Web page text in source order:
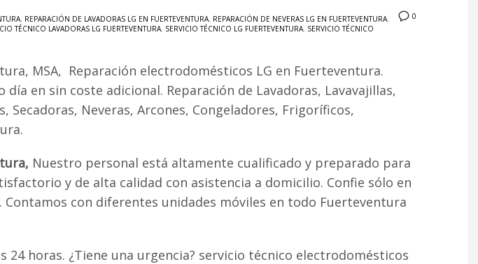
0
, REPARACIÓN DE LAVADORAS LG EN FUERTEVENTURA, REPARACIÓN DE NEVERAS LG EN FUERTEVENTURA,
TÉCNICO LAVADORAS LG FUERTEVENTURA, SERVICIO TÉCNICO LG FUERTEVENTURA, SERVICIO TÉCNICO
MSA, Reparación electrodomésticos LG en Fuerteventura.
en sin coste adicional. Reparación de Lavadoras, Lavavajillas,
Secadoras, Neveras, Arcones, Congeladores, Frigoríficos,
Nuestro personal está altamente cualificado y preparado para
y de alta calidad con asistencia a domicilio. Confie sólo en
con diferentes unidades móviles en todo Fuerteventura
horas. ¿Tiene una urgencia? servicio técnico electrodomésticos